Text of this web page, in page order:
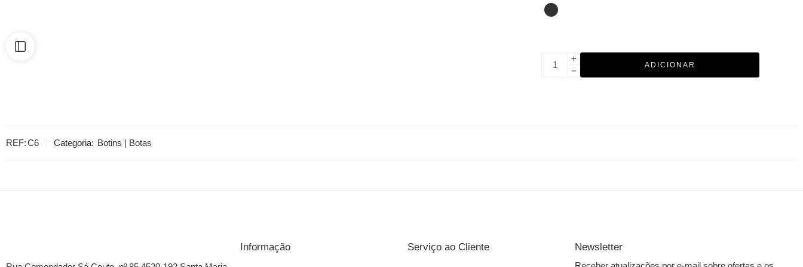
ADICIONAR
REF:C6 Categoria: Botins | Botas
Informação Serviço ao Cliente Newsletter